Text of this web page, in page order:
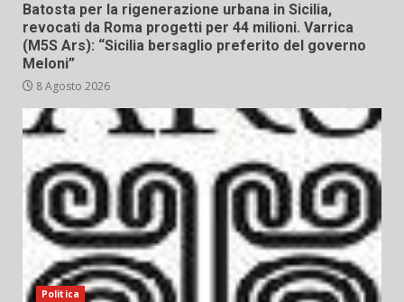
Batosta per la rigenerazione urbana in Sicilia,
revocati da Roma progetti per 44 milioni. Varrica
(M5S Ars): “Sicilia bersaglio preferito del governo
Meloni”
8 Agosto 2026
Politica